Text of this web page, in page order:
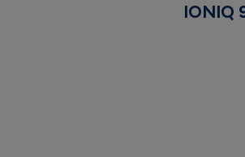
IONIQ